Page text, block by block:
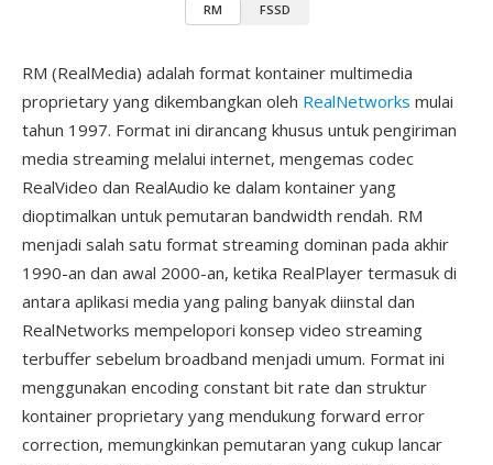
RM FSSD
RM (RealMedia) adalah format kontainer multimedia
proprietary yang dikembangkan oleh RealNetworks mulai
tahun 1997. Format ini dirancang khusus untuk pengiriman
media streaming melalui internet, mengemas codec
RealVideo dan RealAudio ke dalam kontainer yang
dioptimalkan untuk pemutaran bandwidth rendah. RM
menjadi salah satu format streaming dominan pada akhir
1990-an dan awal 2000-an, ketika RealPlayer termasuk di
antara aplikasi media yang paling banyak diinstal dan
RealNetworks mempelopori konsep video streaming
terbuffer sebelum broadband menjadi umum. Format ini
menggunakan encoding constant bit rate dan struktur
kontainer proprietary yang mendukung forward error
correction, memungkinkan pemutaran yang cukup lancar